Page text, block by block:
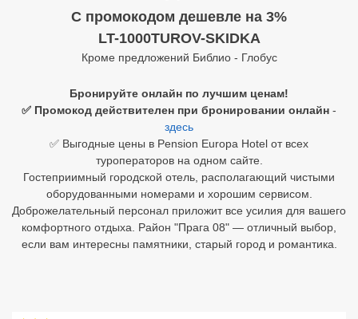
C промокодом дешевле на 3%
LT-1000TUROV-SKIDKA
Кроме предложений Библио - Глобус
Бронируйте онлайн по лучшим ценам!
✅ Промокод действителен при бронировании онлайн -
здесь
✅ Выгодные цены в Pension Europa Hotel от всех
туроператоров на одном сайте.
Гостеприимный городской отель, располагающий чистыми
оборудованными номерами и хорошим сервисом.
Доброжелательный персонал приложит все усилия для вашего
комфортного отдыха. Район "Прага 08" — отличный выбор,
если вам интересны памятники, старый город и романтика.
Египет
Бали
Вьетнам